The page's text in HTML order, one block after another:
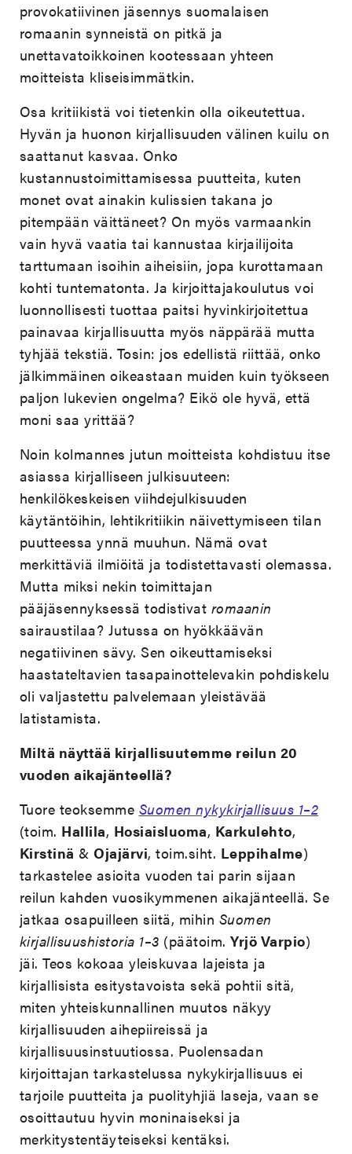
provokatiivinen jäsennys suomalaisen
romaanin synneistä on pitkä ja
unettavatoikkoinen kootessaan yhteen
moitteista kliseisimmätkin.
Osa kritiikistä voi tietenkin olla oikeutettua.
Hyvän ja huonon kirjallisuuden välinen kuilu on
saattanut kasvaa. Onko
kustannustoimittamisessa puutteita, kuten
monet ovat ainakin kulissien takana jo
pitempään väittäneet? On myös varmaankin
vain hyvä vaatia tai kannustaa kirjailijoita
tarttumaan isoihin aiheisiin, jopa kurottamaan
kohti tuntematonta. Ja kirjoittajakoulutus voi
luonnollisesti tuottaa paitsi hyvinkirjoitettua
painavaa kirjallisuutta myös näppärää mutta
tyhjää tekstiä. Tosin: jos edellistä riittää, onko
jälkimmäinen oikeastaan muiden kuin työkseen
paljon lukevien ongelma? Eikö ole hyvä, että
moni saa yrittää?
Noin kolmannes jutun moitteista kohdistuu itse
asiassa kirjalliseen julkisuuteen:
henkilökeskeisen viihdejulkisuuden
käytäntöihin, lehtikritiikin näivettymiseen tilan
puutteessa ynnä muuhun. Nämä ovat
merkittäviä ilmiöitä ja todistettavasti olemassa.
Mutta miksi nekin toimittajan
pääjäsennyksessä todistivat romaanin
sairaustilaa? Jutussa on hyökkäävän
negatiivinen sävy. Sen oikeuttamiseksi
haastateltavien tasapainottelevakin pohdiskelu
oli valjastettu palvelemaan yleistävää
latistamista.
Miltä näyttää kirjallisuutemme reilun 20
vuoden aikajänteellä?
Tuore teoksemme Suomen nykykirjallisuus 1–2
(toim. Hallila, Hosiaisluoma, Karkulehto,
Kirstinä &Ojajärvi, toim.siht. Leppihalme)
tarkastelee asioita vuoden tai parin sijaan
reilun kahden vuosikymmenen aikajänteellä. Se
jatkaa osapuilleen siitä, mihin Suomen
kirjallisuushistoria 1–3 (päätoim.Yrjö Varpio)
jäi. Teos kokoaa yleiskuvaa lajeista ja
kirjallisista esitystavoista sekä pohtii sitä,
miten yhteiskunnallinen muutos näkyy
kirjallisuuden aihepiireissä ja
kirjallisuusinstuutiossa. Puolensadan
kirjoittajan tarkastelussa nykykirjallisuus ei
tarjoile puutteita ja puolityhjiä laseja, vaan se
osoittautuu hyvin moninaiseksi ja
merkitystentäyteiseksi kentäksi.